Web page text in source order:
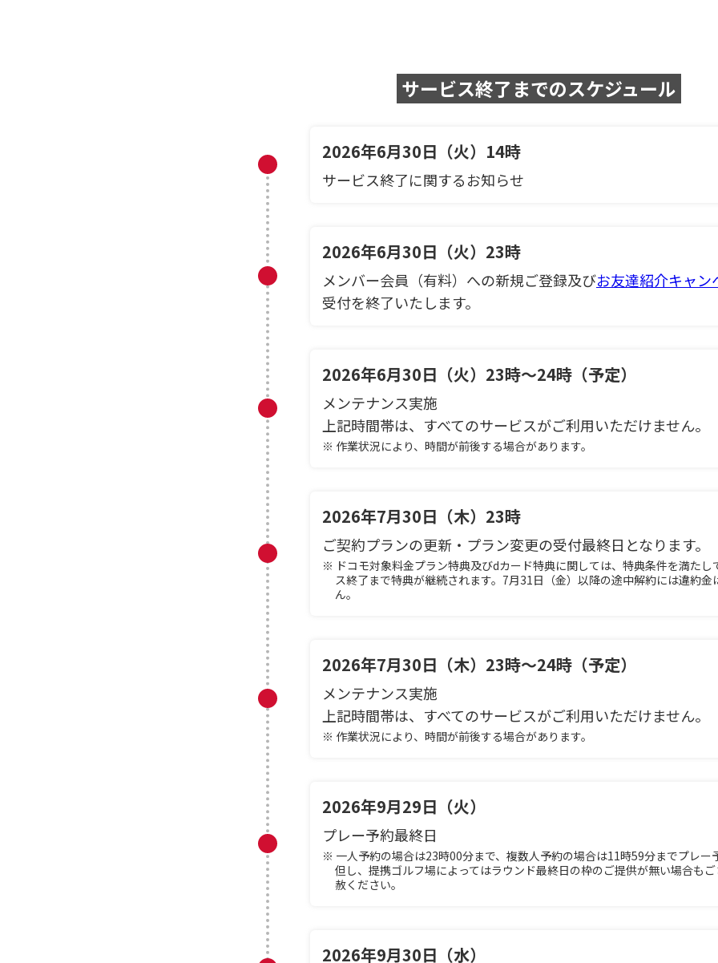
サービス終了までのスケジュール
2026年6月30日（火）14時
サービス終了に関するお知らせ
2026年6月30日（火）23時
メンバー会員（有料）への新規ご登録及びお友達紹介キャン
受付を終了いたします。
2026年6月30日（火）23時～24時（予定）
メンテナンス実施
上記時間帯は、すべてのサービスがご利用いただけません。
※ 作業状況により、時間が前後する場合があります。
2026年7月30日（木）23時
ご契約プランの更新・プラン変更の受付最終日となります。
※ ドコモ対象料金プラン特典及びdカード特典に関しては、特典条件を満たし
ス終了まで特典が継続されます。7月31日（金）以降の途中解約には違約金
ん。
2026年7月30日（木）23時～24時（予定）
メンテナンス実施
上記時間帯は、すべてのサービスがご利用いただけません。
※ 作業状況により、時間が前後する場合があります。
2026年9月29日（火）
プレー予約最終日
※ 一人予約の場合は23時00分まで、複数人予約の場合は11時59分までプレー
但し、提携ゴルフ場によってはラウンド最終日の枠のご提供が無い場合も
赦ください。
2026年9月30日（水）